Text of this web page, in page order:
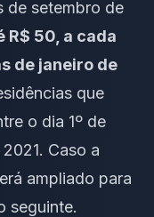
de setembro de
R$ 50, a cada
de janeiro de
que
o dia 1º de
Caso a
ampliado para
seguinte.